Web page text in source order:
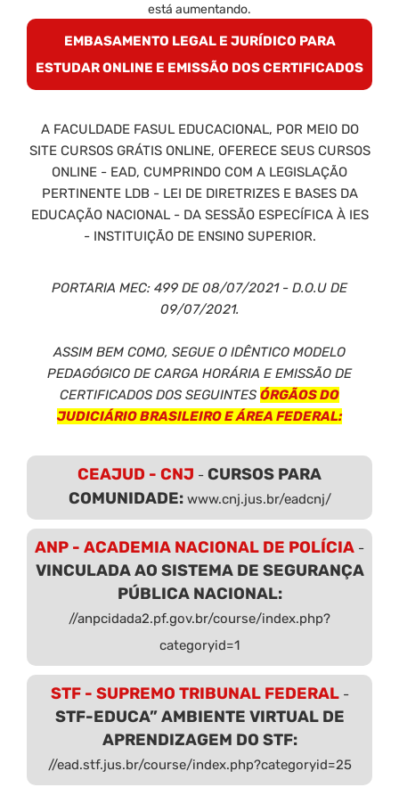
está aumentando.
EMBASAMENTO LEGAL E JURÍDICO PARA
ESTUDAR ONLINE E EMISSÃO DOS CERTIFICADOS
A FACULDADE FASUL EDUCACIONAL, POR MEIO DO
SITE CURSOS GRÁTIS ONLINE, OFERECE SEUS CURSOS
ONLINE - EAD, CUMPRINDO COM A LEGISLAÇÃO
PERTINENTE LDB - LEI DE DIRETRIZES E BASES DA
EDUCAÇÃO NACIONAL - DA SESSÃO ESPECÍFICA À IES
- INSTITUIÇÃO DE ENSINO SUPERIOR.
PORTARIA MEC: 499 DE 08/07/2021 - D.O.U DE
09/07/2021.
ASSIM BEM COMO, SEGUE O IDÊNTICO MODELO
PEDAGÓGICO DE CARGA HORÁRIA E EMISSÃO DE
CERTIFICADOS DOS SEGUINTES ÓRGÃOS DO
JUDICIÁRIO BRASILEIRO E ÁREA FEDERAL:
CEAJUD - CNJ - CURSOS PARA
COMUNIDADE: www.cnj.jus.br/eadcnj/
ANP - ACADEMIA NACIONAL DE POLÍCIA -
VINCULADA AO SISTEMA DE SEGURANÇA
PÚBLICA NACIONAL:
//anpcidada2.pf.gov.br/course/index.php?
categoryid=1
STF - SUPREMO TRIBUNAL FEDERAL-
STF-EDUCA” AMBIENTE VIRTUAL DE
APRENDIZAGEM DO STF:
//ead.stf.jus.br/course/index.php?categoryid=25